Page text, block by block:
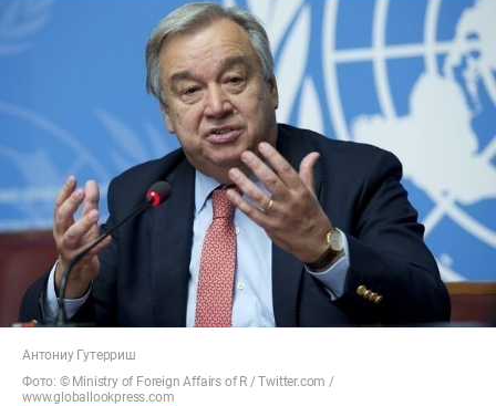
Антониу Гутерриш
Фото: © Ministry of Foreign Affairs of R / Twitter.com /
www.globallookpress.com